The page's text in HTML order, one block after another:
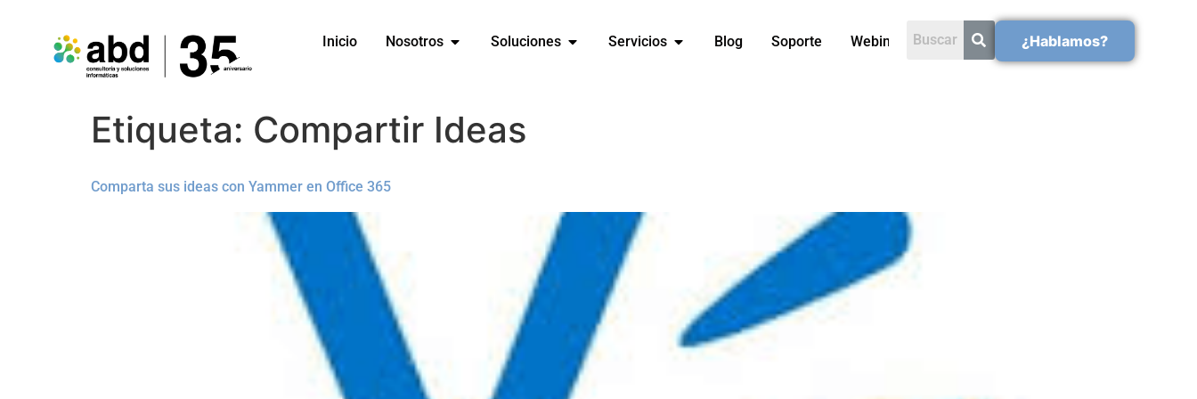
Inicio Nosotros Soluciones Servicios Blog Soporte Webinars ¿Hablamos?
Etiqueta: Compartir Ideas
Comparta sus ideas con Yammer en Office 365